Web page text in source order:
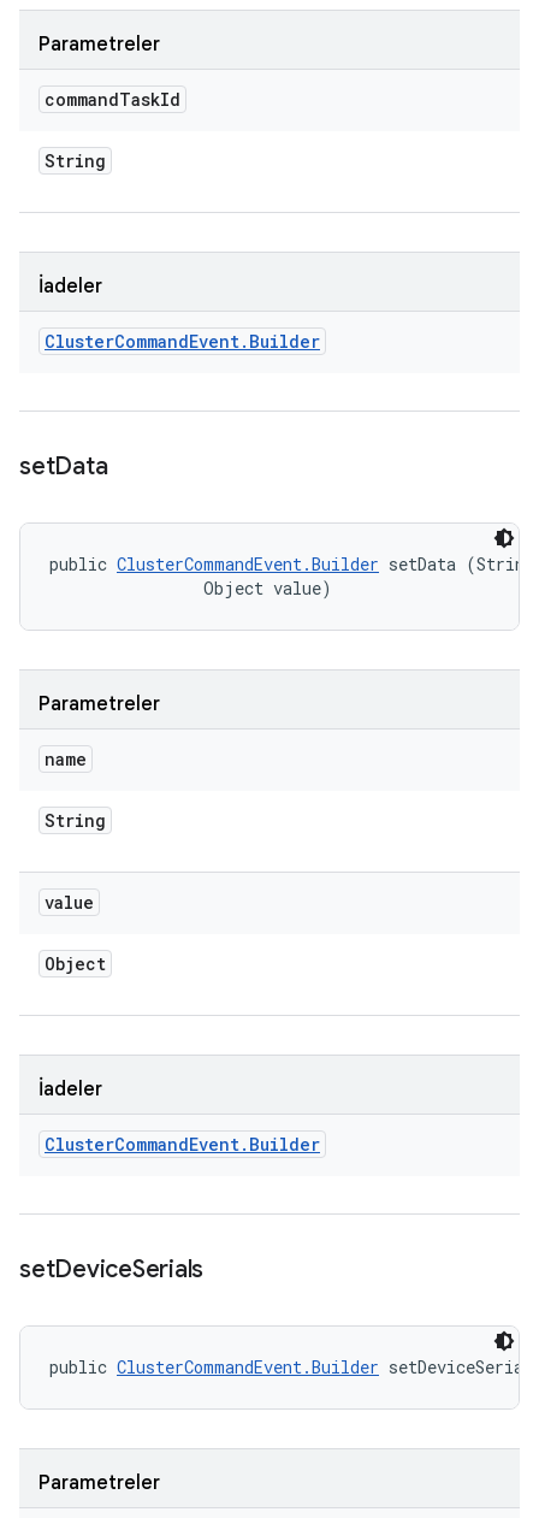
Parametreler
commandTaskId
String
İadeler
ClusterCommandEvent. Builder
setData
public ClusterCommandEvent.Builder setData
                Object value)
Parametreler
name
String
value
Object
İadeler
ClusterCommandEvent. Builder
setDeviceSerials
public ClusterCommandEvent.Builder
Parametreler